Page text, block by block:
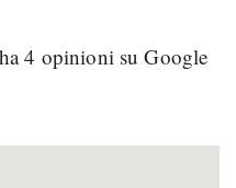
4 opinioni su Google